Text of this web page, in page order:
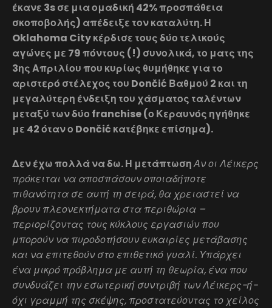
έκανε 3s σε μια ομαδική 42% προσπάθεια
σκοποβολής) απέδειξε τον καταλύτη. Η
Oklahoma City κέρδισε τους δύο τελικούς
αγώνες με 79 πόντους (!) συνολικά, το ματς της
3ης Απριλίου που κυρίως θυμήθηκε για το
αριστερό στέλεχος του Dončić Βαθμού 2 και τη
μεγαλύτερη ένδειξη του χάσματος ταλέντων
μεταξύ των δύο franchise (ο Κεραυνός ηγήθηκε
με 42 όταν ο Dončić κατέβηκε επίσημα).
Δεν έχω πολλά να δω. Η μετάπτωσηΑν οι Λέικερς
πρόκειται να αποσπάσουν οποιαδήποτε
πιθανότητα σε αυτή τη σειρά, θα χρειαστεί να
βρουν πλεονεκτήματα στα περιθώρια –
περιορίζοντας τους κύκλους εργασιών που
μπορούν να πυροδοτήσουν ευκαιρίες μετάβασης
και να επιτεθούν στο επιθετικό γυαλί. Υπάρχει
ένα μικρό πρόβλημα με αυτή τη θεωρία, ένα που
συνδυάζει την εσωτερική συντριβή των Λέικερς-ή-
όχι γραμμή της σκέψης, προστατεύοντας το χείλος